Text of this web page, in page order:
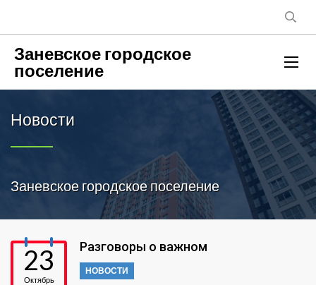
Заневское городское
поселение
Новости
Заневское городское поселение
23
Октябрь
Разговоры о важном
НОВОСТИ